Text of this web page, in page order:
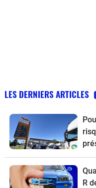
LES DERNIERS ARTICLES
R